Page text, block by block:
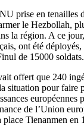
prise en tenailles
le Hezbollah,
la région. A ce
ont été
de 15000 soldats.
offert que 240
situation pour faire
européennes
de l’Union
place Tienanmen en